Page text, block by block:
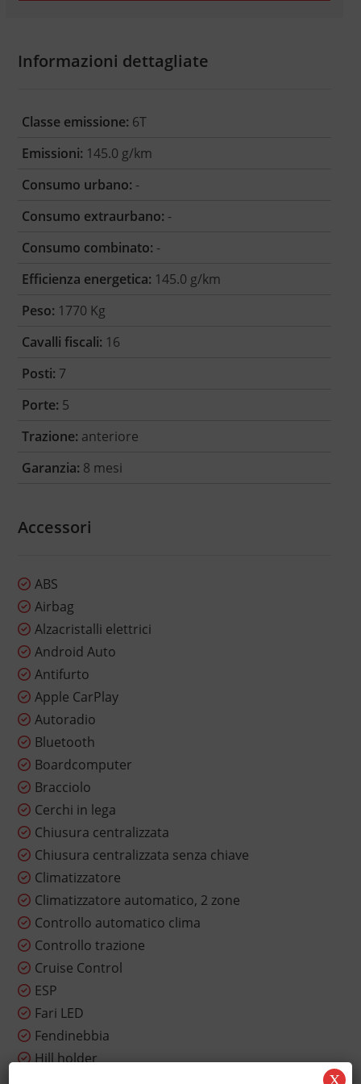
Informazioni dettagliate
Classe emissione: 6T
Emissioni: 145.0 g/km
Consumo urbano: -
Consumo extraurbano: -
Consumo combinato: -
Efficienza energetica: 145.0 g/km
Peso: 1770 Kg
Cavalli fiscali: 16
Posti: 7
Porte: 5
Trazione: anteriore
Garanzia: 8 mesi
Accessori
ABS
Airbag
Alzacristalli elettrici
Android Auto
Antifurto
Apple CarPlay
Autoradio
Bluetooth
Boardcomputer
Bracciolo
Cerchi in lega
Chiusura centralizzata
Chiusura centralizzata senza chiave
Climatizzatore
Climatizzatore automatico, 2 zone
Controllo automatico clima
Controllo trazione
Cruise Control
ESP
Fari LED
Fendinebbia
Hill holder
X